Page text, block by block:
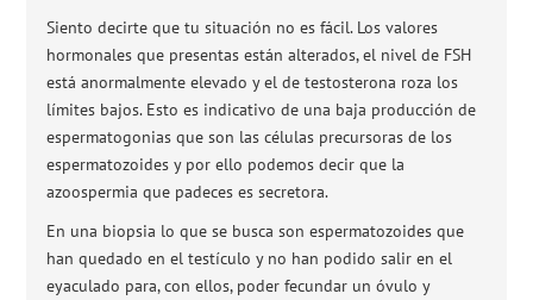
Siento decirte que tu situación no es fácil. Los valores
hormonales que presentas están alterados, el nivel de FSH
está anormalmente elevado y el de testosterona roza los
límites bajos. Esto es indicativo de una baja producción de
espermatogonias que son las células precursoras de los
espermatozoides y por ello podemos decir que la
azoospermia que padeces es secretora.
En una biopsia lo que se busca son espermatozoides que
han quedado en el testículo y no han podido salir en el
eyaculado para, con ellos, poder fecundar un óvulo y